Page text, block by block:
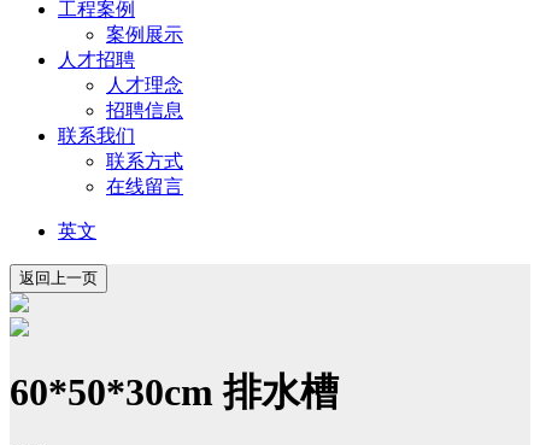
工程案例
案例展示
人才招聘
人才理念
招聘信息
联系我们
联系方式
在线留言
英文
60*50*30cm 排水槽